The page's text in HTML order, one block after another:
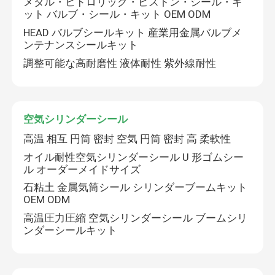
会社案内
お問い合わせ
見積依頼
ゴム製 オイル シール
回転式オイル シール
ット バルブ・シール・キット OEM ODM
HEAD バルブシールキット 産業用金属バルブメ
ンテナンスシールキット
調整可能な高耐磨性 液体耐性 紫外線耐性
空気シリンダーシール
高温 相互 円筒 密封 空気 円筒 密封 高 柔軟性
オイル耐性空気シリンダーシール U 形ゴムシー
ル オーダーメイドサイズ
石粘土 金属気筒シール シリンダーブームキット
OEM ODM
高温圧力圧縮 空気シリンダーシール ブームシリ
ンダーシールキット